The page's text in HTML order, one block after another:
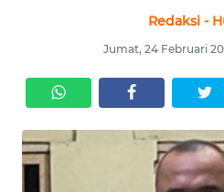
Redaksi -
Jumat, 24 Februari
PEMERINTAHAN
KHAS
OPINI